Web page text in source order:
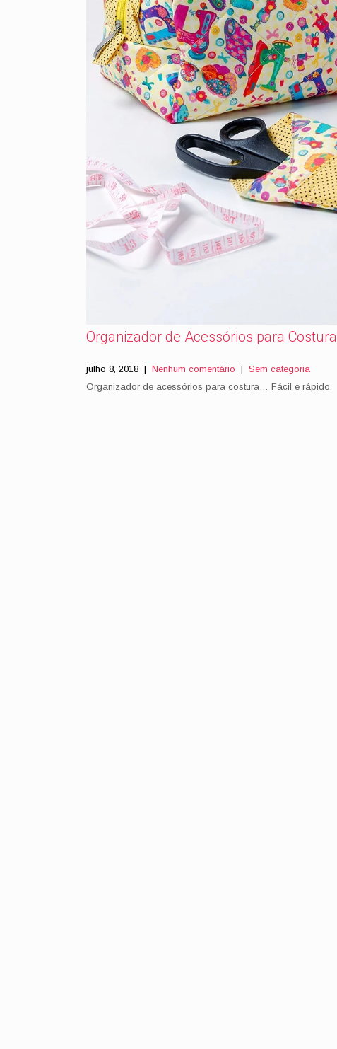
Organizador de Acessórios para Costura
julho 8, 2018 | Nenhum comentário | Sem categoria
Organizador de acessórios para costura… Fácil e rápido.